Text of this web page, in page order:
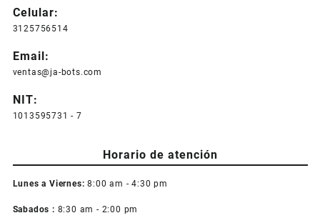
Celular:
3125756514
Email:
ventas@ja-bots.com
NIT:
1013595731 - 7
Horario de atención
Lunes a Viernes: 8:00 am - 4:30 pm
Sabados : 8:30 am - 2:00 pm